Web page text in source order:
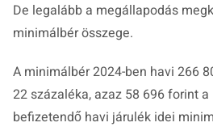
De legalább a megállapodás
minimálbér összege.
A minimálbér 2024-ben havi 266
22 százaléka, azaz 58 696 forint
befizetendő havi járulék idei